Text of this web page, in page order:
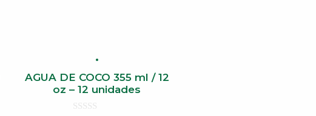
AGUA DE COCO 355 ml / 12
oz – 12 unidades